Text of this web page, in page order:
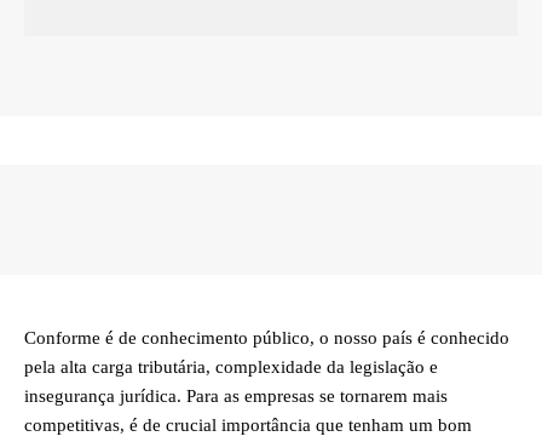
Conforme é de conhecimento público, o nosso país é conhecido
pela alta carga tributária, complexidade da legislação e
insegurança jurídica. Para as empresas se tornarem mais
competitivas, é de crucial importância que tenham um bom